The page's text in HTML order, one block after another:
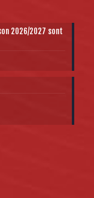
2026/2027 sont